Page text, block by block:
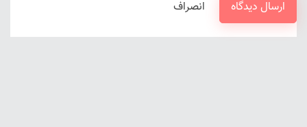
ارسال دیدگاه انصراف